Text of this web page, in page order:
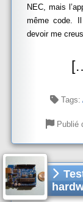
NEC, mais
même code.
devoir me
[
Tags:
Publié